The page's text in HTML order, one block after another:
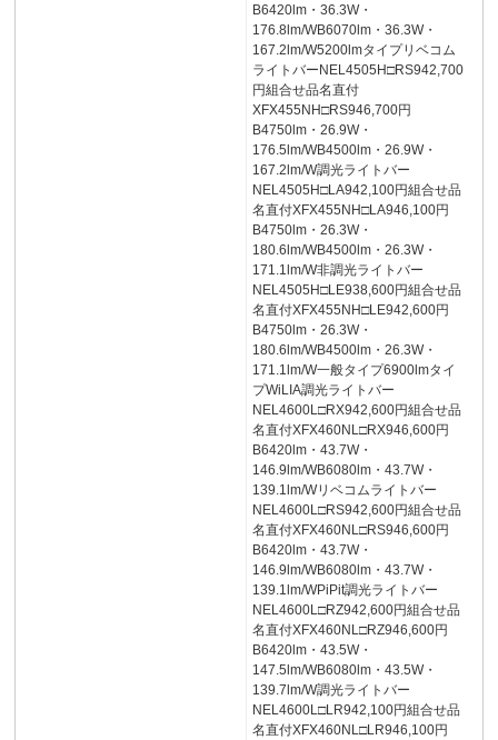
B6420lm・36.3W・
176.8lm/WB6070lm・36.3W・
167.2lm/W5200lmタイプリベコム
ライトバーNEL4505H□RS942,700
円組合せ品名直付
XFX455NH□RS946,700円
B4750lm・26.9W・
176.5lm/WB4500lm・26.9W・
167.2lm/W調光ライトバー
NEL4505H□LA942,100円組合せ品
名直付XFX455NH□LA946,100円
B4750lm・26.3W・
180.6lm/WB4500lm・26.3W・
171.1lm/W非調光ライトバー
NEL4505H□LE938,600円組合せ品
名直付XFX455NH□LE942,600円
B4750lm・26.3W・
180.6lm/WB4500lm・26.3W・
171.1lm/W一般タイプ6900lmタイ
プWiLIA調光ライトバー
NEL4600L□RX942,600円組合せ品
名直付XFX460NL□RX946,600円
B6420lm・43.7W・
146.9lm/WB6080lm・43.7W・
139.1lm/Wリベコムライトバー
NEL4600L□RS942,600円組合せ品
名直付XFX460NL□RS946,600円
B6420lm・43.7W・
146.9lm/WB6080lm・43.7W・
139.1lm/WPiPit調光ライトバー
NEL4600L□RZ942,600円組合せ品
名直付XFX460NL□RZ946,600円
B6420lm・43.5W・
147.5lm/WB6080lm・43.5W・
139.7lm/W調光ライトバー
NEL4600L□LR942,100円組合せ品
名直付XFX460NL□LR946,100円